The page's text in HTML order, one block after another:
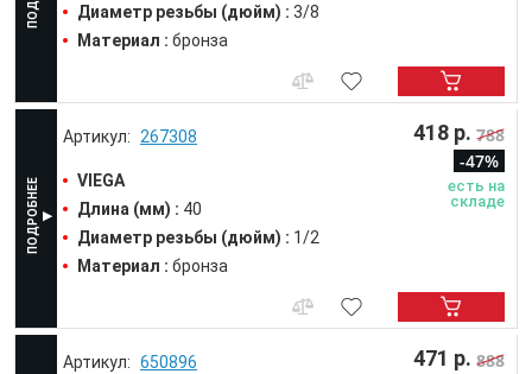
Диаметр резьбы (дюйм) : 3/8
Материал : бронза
267308
VIEGA
Длина (мм) : 40
Диаметр резьбы (дюйм) : 1/2
Материал : бронза
418 р. 788
-47%
есть на
складе
650896 471 р. 888